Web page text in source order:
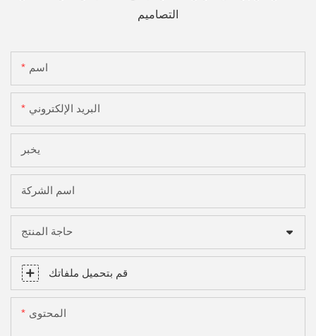
التصاميم
اسم
البريد الإلكتروني
يخبر
اسم الشركة
حاجة المنتج
قم بتحميل ملفاتك
المحتوى